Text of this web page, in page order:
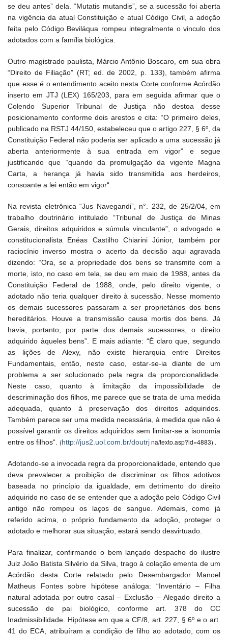
se deu antes” dela. “Mutatis mutandis”, se a sucessão foi aberta
na vigência da atual Constituição e atual Código Civil, a adoção
feita pelo Código Beviláqua rompeu integralmente o vinculo dos
adotados com a família biológica.
Outro magistrado paulista, Márcio Antônio Boscaro, em sua obra
“Direito de Filiação” (RT; ed. de 2002, p. 133), também afirma
que esse é o entendimento aceito nesta Corte conforme Acórdão
inserto em JTJ (LEX) 165/203, para em seguida afirmar que o
Colendo Superior Tribunal de Justiça não destoa desse
posicionamento conforme dois arestos e cita: “O primeiro deles,
publicado na RSTJ 44/150, estabeleceu que o artigo 227, § 6º, da
Constituição Federal não poderia ser aplicado a uma sucessão já
aberta anteriormente à sua entrada em vigor” e segue
justificando que “quando da promulgação da vigente Magna
Carta, a herança já havia sido transmitida aos herdeiros,
consoante a lei então em vigor“.
Na revista eletrônica “Jus Navegandi”, n°. 232, de 25/2/04, em
trabalho doutrinário intitulado “Tribunal de Justiça de Minas
Gerais, direitos adquiridos e súmula vinculante”, o advogado e
constitucionalista Enéas Castilho Chiarini Júnior, também por
raciocínio inverso mostra o acerto da decisão aqui agravada
dizendo: “Ora, se a propriedade dos bens se transmite com a
morte, isto, no caso em tela, se deu em maio de 1988, antes da
Constituição Federal de 1988, onde, pelo direito vigente, o
adotado não teria qualquer direito à sucessão. Nesse momento
os demais sucessores passaram a ser proprietários dos bens
hereditários. Houve a transmissão causa mortis dos bens. Já
havia, portanto, por parte dos demais sucessores, o direito
adquirido àqueles bens”. E mais adiante: “É claro que, segundo
as lições de Alexy, não existe hierarquia entre Direitos
Fundamentais, então, neste caso, estar-se-ia diante de um
problema a ser solucionado pela regra da proporcionalidade.
Neste caso, quanto à limitação da impossibilidade de
descriminação dos filhos, me parece que se trata de uma medida
adequada, quanto à preservação dos direitos adquiridos.
Também parece ser uma medida necessária, à medida que não é
possível garantir os direitos adquiridos sem limitar-se a isonomia
entre os filhos“. (http://jus2.uol.com.br/doutrjna/texto.asp?id=4883) .
Adotando-se a invocada regra da proporcionalidade, entendo que
deva prevalecer a proibição de discriminar os filhos adotivos
baseada no princípio da igualdade, em detrimento do direito
adquirido no caso de se entender que a adoção pelo Código Civil
antigo não rompeu os laços de sangue. Ademais, como já
referido acima, o próprio fundamento da adoção, proteger o
adotado e melhorar sua situação, estará sendo desvirtuado.
Para finalizar, confirmando o bem lançado despacho do ilustre
Juiz João Batista Silvério da Silva, trago à colação ementa de um
Acórdão desta Corte relatado pelo Desembargador Manoel
Matheus Fontes sobre hipótese análoga: “Inventário – Filha
natural adotada por outro casal – Exclusão – Alegado direito a
sucessão de pai biológico, conforme art. 378 do CC
Inadmissibilidade. Hipótese em que a CF/8, art. 227, § 6º e o art.
41 do ECA, atribuíram a condição de filho ao adotado, com os